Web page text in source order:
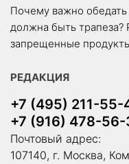
Почему важно
должна быть
запрещенные
РЕДАКЦИЯ
+7 (495) 211-55-
+7 (916) 478-56-
Почтовый адрес:
107140, г. Москва,